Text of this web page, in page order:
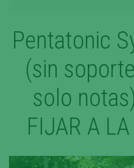
Pentatonic
(sin
solo
FIJAR A LA